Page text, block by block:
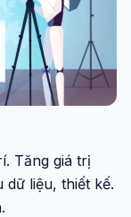
Tăng giá trị
dữ liệu, thiết kế.